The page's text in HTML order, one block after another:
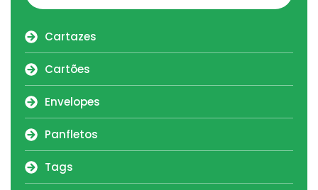
Cartazes
Cartões
Envelopes
Panfletos
Tags